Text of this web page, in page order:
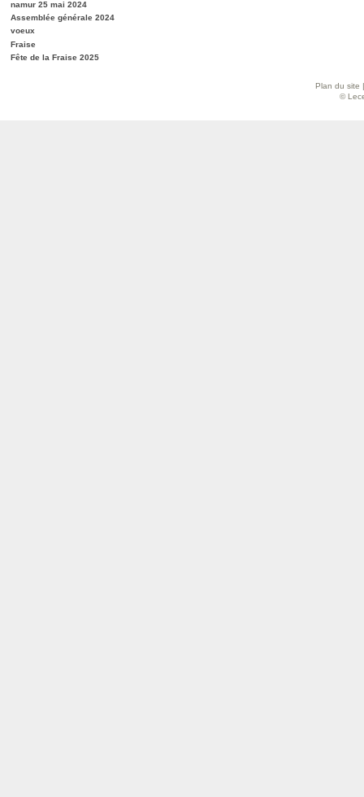
namur 25 mai 2024
Assemblée générale 2024
voeux
Fraise
Fête de la Fraise 2025
Plan du site
©